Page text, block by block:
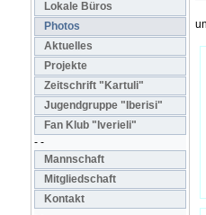
Lokale Büros
Photos
Aktuelles
Projekte
Zeitschrift "Kartuli"
Jugendgruppe "Iberisi"
Fan Klub "Iverieli"
- -
Mannschaft
Mitgliedschaft
Kontakt